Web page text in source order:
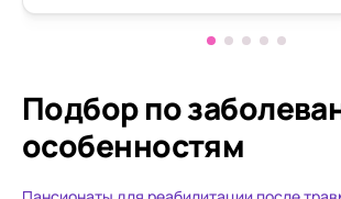
Заведующая была редкая хамка.
Мама лежала здесь в 20-м году.
таких больных это заведение
точно не расчитано! Просто для
пожилых -возможно. А
Подбор по
особенностям